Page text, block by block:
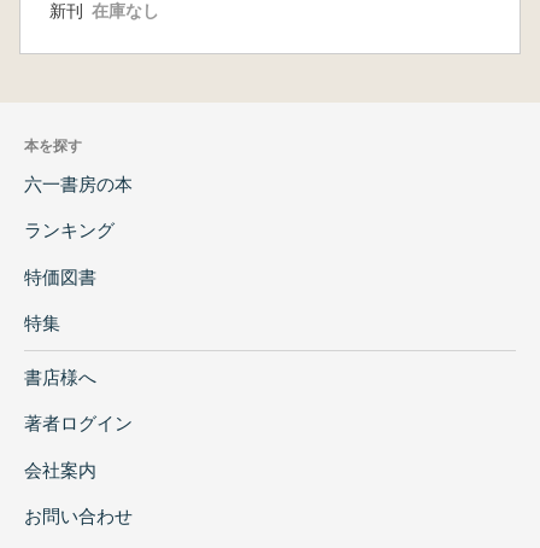
新刊 在庫なし
本を探す
六一書房の本
ランキング
特価図書
特集
書店様へ
著者ログイン
会社案内
お問い合わせ